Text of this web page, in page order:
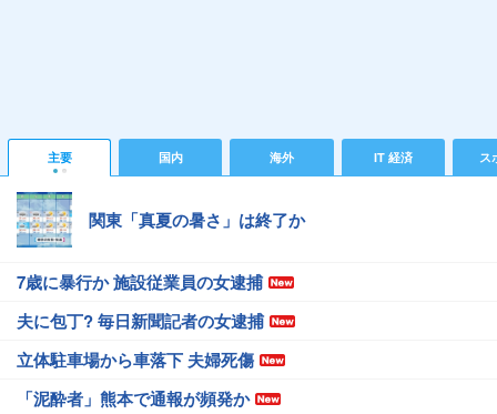
主要 国内 海外 IT 経済 ス
関東「真夏の暑さ」は終了か
7歳に暴行か 施設従業員の女逮捕
夫に包丁? 毎日新聞記者の女逮捕
立体駐車場から車落下 夫婦死傷
「泥酔者」熊本で通報が頻発か